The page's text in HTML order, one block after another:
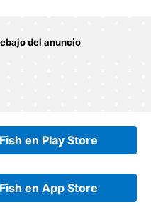
en Play Store
en App Store